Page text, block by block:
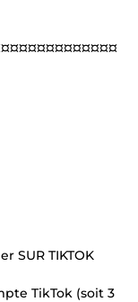
SUR TIKTOK
TikTok (soit 3